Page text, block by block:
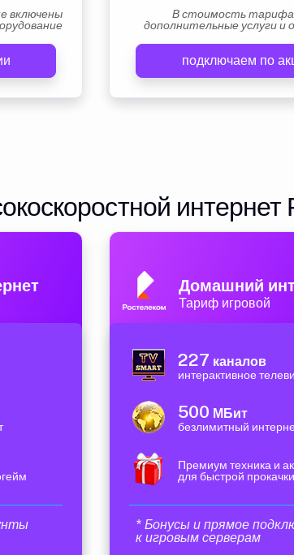
включены
В стоимость тарифа
дополнительные услуги и
подключаем по
интернет
Домашний
Тариф игровой
227 каналов
интерактивное
500 МБит
безлимитный
Премиум техника и
для быстрой прокачки
* Бонусы и прямое
к игровым серверам